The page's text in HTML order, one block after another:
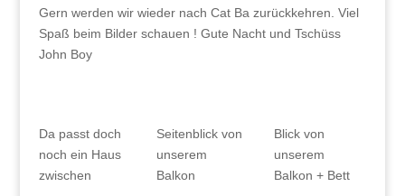
Gern werden wir wieder nach Cat Ba zurückkehren. Viel
Spaß beim Bilder schauen ! Gute Nacht und Tschüss
John Boy
Da passt doch
noch ein Haus
zwischen
Seitenblick von
unserem
Balkon
Blick von
unserem
Balkon + Bett